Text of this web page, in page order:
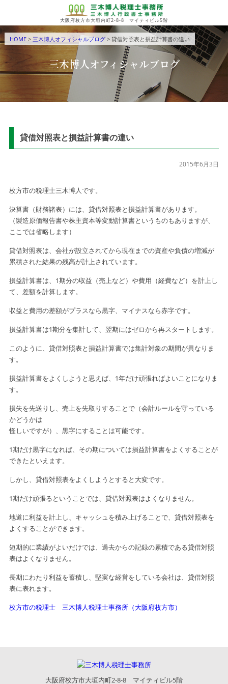
大阪府枚方市大垣内町2-8-8 マイティビル5階
HOME> 三木博人オフィシャルブログ> 貸借対照表と損益計算書の違い
三木博人オフィシャルブログ
貸借対照表と損益計算書の違い
2015年6月3日
枚方市の税理士三木博人です。
決算書（財務諸表）には、貸借対照表と損益計算書があります。
（製造原価報告書や株主資本等変動計算書というものもありますが、
ここでは省略します）
貸借対照表は、会社が設立されてから現在までの資産や負債の増減が
累積された結果の残高が計上されています。
損益計算書は、1期分の収益（売上など）や費用（経費など）を計上し
て、差額を計算します。
収益と費用の差額がプラスなら黒字、マイナスなら赤字です。
損益計算書は1期分を集計して、翌期にはゼロから再スタートします。
このように、貸借対照表と損益計算書では集計対象の期間が異なりま
す。
損益計算書をよくしようと思えば、1年だけ頑張ればよいことになりま
す。
損失を先送りし、売上を先取りすることで（会計ルールを守っている
かどうかは
怪しいですが）、黒字にすることは可能です。
1期だけ黒字になれば、その期については損益計算書をよくすることが
できたといえます。
しかし、貸借対照表をよくしようとすると大変です。
1期だけ頑張るということでは、貸借対照表はよくなりません。
地道に利益を計上し、キャッシュを積み上げることで、貸借対照表を
よくすることができます。
短期的に業績がよいだけでは、過去からの記録の累積である貸借対照
表はよくなりません。
長期にわたり利益を蓄積し、堅実な経営をしている会社は、貸借対照
表に表れます。
枚方市の税理士 三木博人税理士事務所（大阪府枚方市）
大阪府枚方市大垣内町2-8-8 マイティビル5階